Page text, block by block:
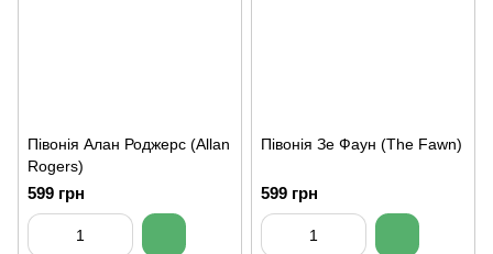
Півонія Алан Роджерс (Allan
Rogers)
599 грн
Півонія Зе Фаун (The Fawn)
599 грн